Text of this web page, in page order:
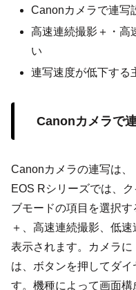
Canonカメラで連写
高速連続撮影＋・高
い
連写速度が低下する
Canonカメラで
Canonカメラの連写は、
EOS Rシリーズでは、
ブモードの項目を選択
＋、高速連続撮影、低
表示されます。カメラ
は、ボタンを押してダ
す。機種によって画面構